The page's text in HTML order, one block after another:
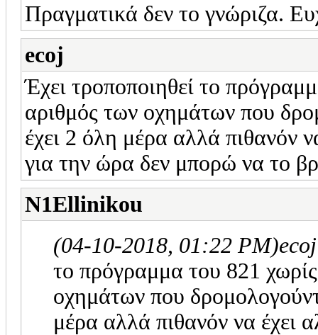
Πραγματικά δεν το γνώριζα.
ecoj
Έχει τροποποιηθεί το
αριθμός των οχημάτων που
έχει 2 όλη μέρα αλλά πιθανόν
για την ώρα δεν μπορώ να το
N1Ellinikou
(04-10-2018, 01:22 PM)
το πρόγραμμα του 821
οχημάτων που
μέρα αλλά πιθανόν να έχει